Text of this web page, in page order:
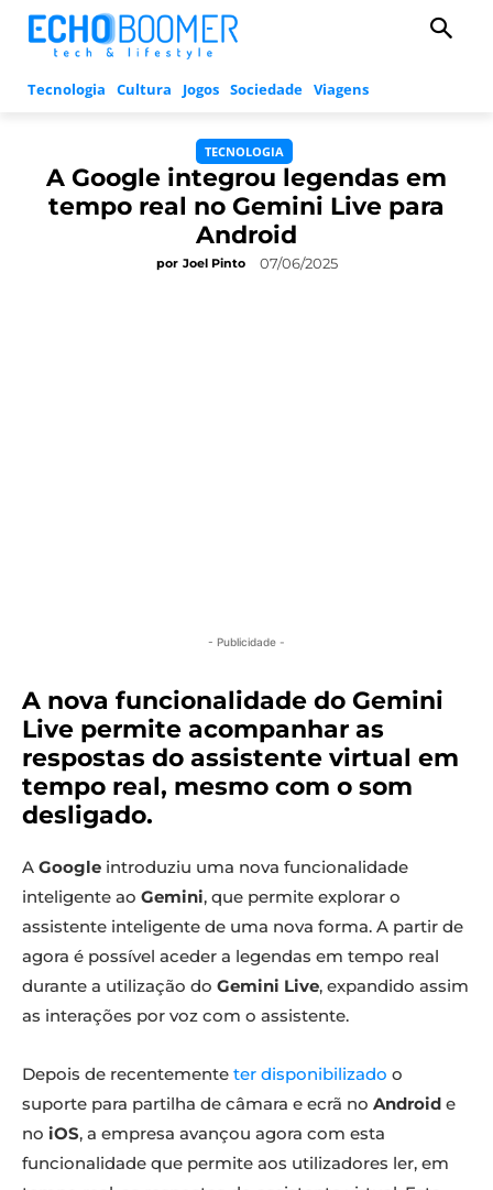
Tecnologia Cultura Jogos Sociedade Viagens
TECNOLOGIA
A Google integrou legendas em
tempo real no Gemini Live para
Android
por Joel Pinto 07/06/2025
- Publicidade -
A nova funcionalidade do Gemini
Live permite acompanhar as
respostas do assistente virtual em
tempo real, mesmo com o som
desligado.
A Google introduziu uma nova funcionalidade
inteligente ao Gemini, que permite explorar o
assistente inteligente de uma nova forma. A partir de
agora é possível aceder a legendas em tempo real
durante a utilização do Gemini Live, expandido assim
as interações por voz com o assistente.
Depois de recentemente ter disponibilizado o
suporte para partilha de câmara e ecrã no Android e
no iOS, a empresa avançou agora com esta
funcionalidade que permite aos utilizadores ler, em